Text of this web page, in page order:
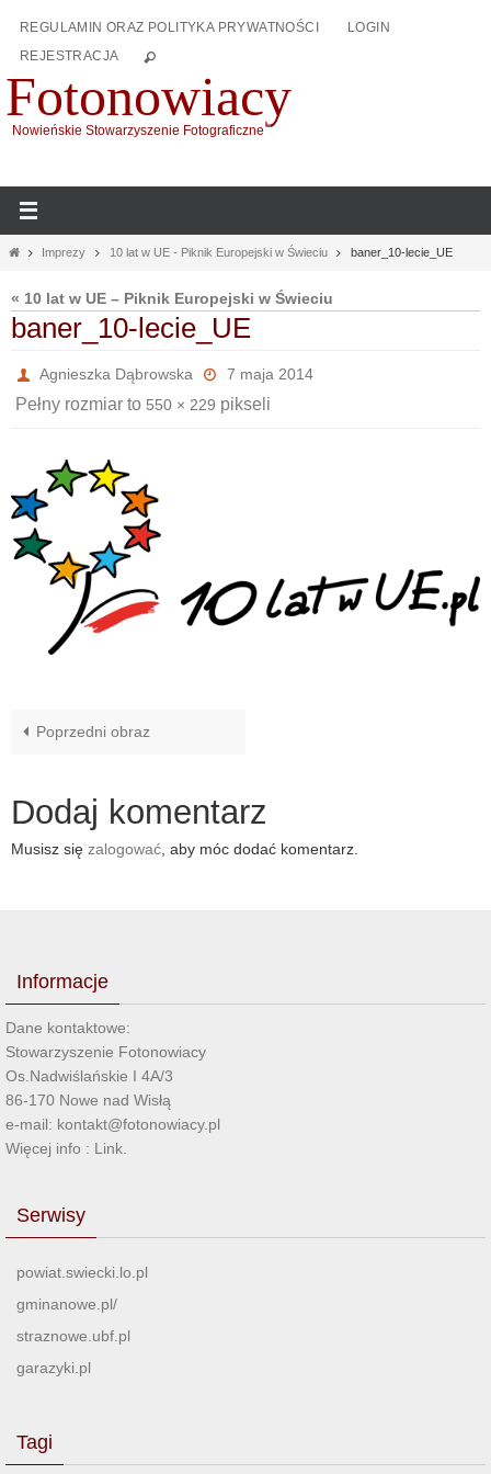
treści
REGULAMIN ORAZ POLITYKA PRYWATNOŚCI
LOGIN
REJESTRACJA
Fotonowiacy
Nowieńskie Stowarzyszenie Fotograficzne
HomeImprezy 10 lat w UE - Piknik Europejski w Świeciu baner_10-lecie_UE
« 10 lat w UE – Piknik Europejski w Świeciu
baner_10-lecie_UE
Agnieszka Dąbrowska 7 maja 2014
Pełny rozmiar to 550 × 229 pikseli
Poprzedni obraz
Dodaj komentarz
Musisz się zalogować , aby móc dodać komentarz.
Informacje
Dane kontaktowe:
Stowarzyszenie Fotonowiacy
Os.Nadwiślańskie I 4A/3
86-170 Nowe nad Wisłą
e-mail: kontakt@fotonowiacy.pl
Więcej info : Link
Serwisy
powiat.swiecki.lo.pl
gminanowe.pl/
straznowe.ubf.pl
garazyki.pl
Tagi